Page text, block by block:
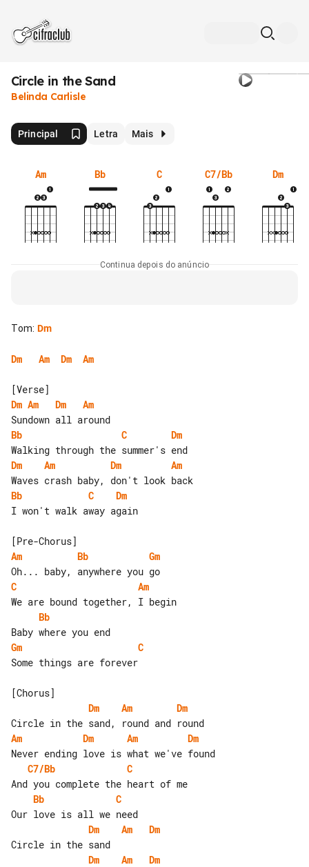
Circle in the Sand
Belinda Carlisle
Principal Letra Mais
Am Bb C C7/Bb Dm
Continua depois do anúncio
Tom: Dm
Dm Am Dm Am
Dm Am Dm
Am
Bb
C
Dm
Dm
Am Dm
Am
Bb
C
Dm
I won't walk away again
Am
Bb
Gm
C
Am
Bb
Gm
C
Some things are forever
Dm
Am
Dm
Am
Dm Am
Dm
C7/Bb
C
Bb
C
Dm
Am
Dm
Dm
Am
Dm